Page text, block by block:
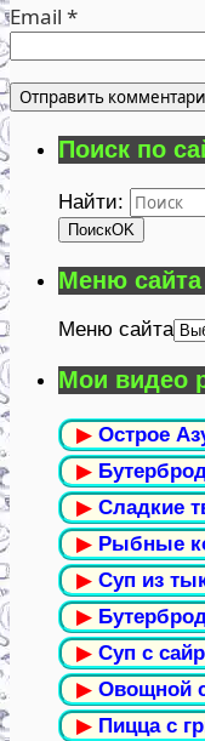
Email *
Поиск по
Найти:
ПоискOK
Меню сайта
Меню сайта
Мои видео
▶ Острое
▶
▶ Сладкие
▶ Рыбные
▶ Суп из
▶
▶ Суп с
▶ Овощной
▶ Пицца с